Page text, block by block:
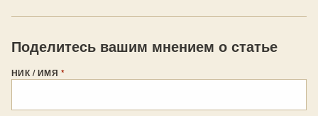
Поделитесь вашим мнением о статье
НИК / ИМЯ *